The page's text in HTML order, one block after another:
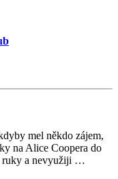
mel někdo zájem,
na Alice Coopera do
ruky a nevyužiji …